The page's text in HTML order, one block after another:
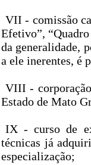
VII - comissão
Efetivo”,
da generalidade,
a ele inerentes, é
VIII -
Estado de Mato
IX - curso de
técnicas já
especialização;